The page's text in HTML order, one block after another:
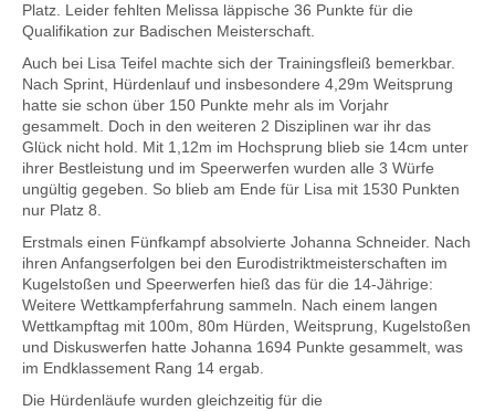
Platz. Leider fehlten Melissa läppische 36 Punkte für die
Qualifikation zur Badischen Meisterschaft.
Auch bei Lisa Teifel machte sich der Trainingsfleiß bemerkbar.
Nach Sprint, Hürdenlauf und insbesondere 4,29m Weitsprung
hatte sie schon über 150 Punkte mehr als im Vorjahr
gesammelt. Doch in den weiteren 2 Disziplinen war ihr das
Glück nicht hold. Mit 1,12m im Hochsprung blieb sie 14cm unter
ihrer Bestleistung und im Speerwerfen wurden alle 3 Würfe
ungültig gegeben. So blieb am Ende für Lisa mit 1530 Punkten
nur Platz 8.
Erstmals einen Fünfkampf absolvierte Johanna Schneider. Nach
ihren Anfangserfolgen bei den Eurodistriktmeisterschaften im
Kugelstoßen und Speerwerfen hieß das für die 14-Jährige:
Weitere Wettkampferfahrung sammeln. Nach einem langen
Wettkampftag mit 100m, 80m Hürden, Weitsprung, Kugelstoßen
und Diskuswerfen hatte Johanna 1694 Punkte gesammelt, was
im Endklassement Rang 14 ergab.
Die Hürdenläufe wurden gleichzeitig für die